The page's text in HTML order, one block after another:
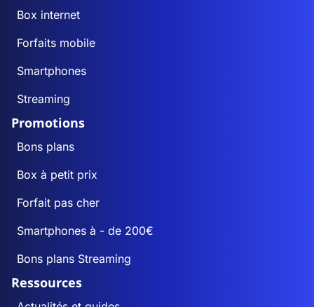
Box internet
Forfaits mobile
Smartphones
Streaming
Promotions
Bons plans
Box à petit prix
Forfait pas cher
Smartphones à - de 200€
Bons plans Streaming
Ressources